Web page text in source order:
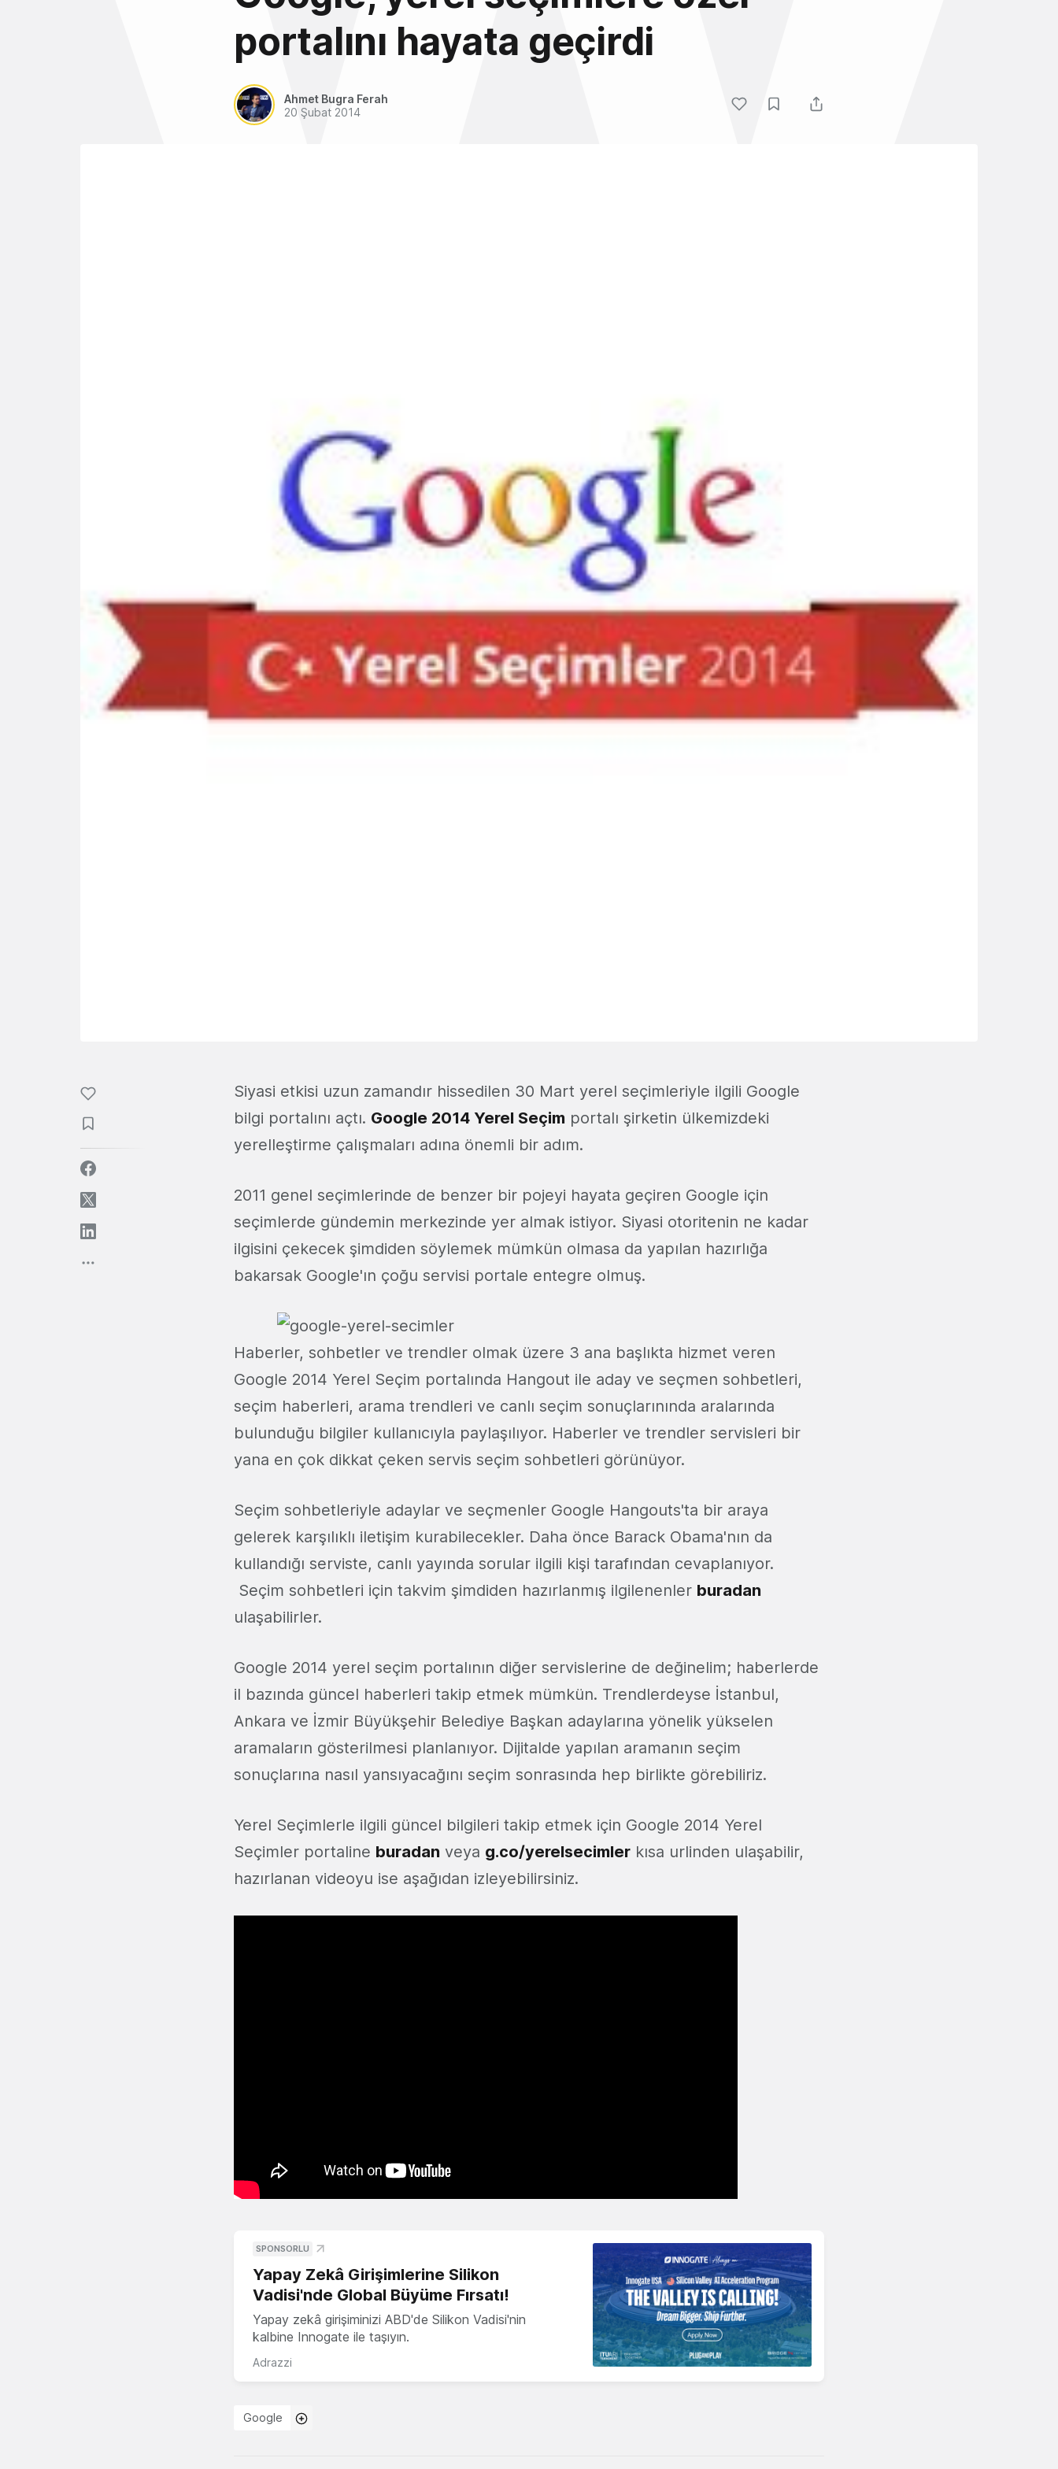
portalını hayata geçirdi
Ahmet Bugra Ferah
20 Şubat 2014
Siyasi etkisi uzun zamandır hissedilen 30 Mart yerel seçimleriyle ilgili Google
bilgi portalını açtı. Google 2014 Yerel Seçim portalı şirketin ülkemizdeki
yerelleştirme çalışmaları adına önemli bir adım.
2011 genel seçimlerinde de benzer bir pojeyi hayata geçiren Google için
seçimlerde gündemin merkezinde yer almak istiyor. Siyasi otoritenin ne kadar
ilgisini çekecek şimdiden söylemek mümkün olmasa da yapılan hazırlığa
bakarsak Google'ın çoğu servisi portale entegre olmuş.
Haberler, sohbetler ve trendler olmak üzere 3 ana başlıkta hizmet veren
Google 2014 Yerel Seçim portalında Hangout ile aday ve seçmen sohbetleri,
seçim haberleri, arama trendleri ve canlı seçim sonuçlarınında aralarında
bulunduğu bilgiler kullanıcıyla paylaşılıyor. Haberler ve trendler servisleri bir
yana en çok dikkat çeken servis seçim sohbetleri görünüyor.
Seçim sohbetleriyle adaylar ve seçmenler Google Hangouts'ta bir araya
gelerek karşılıklı iletişim kurabilecekler. Daha önce Barack Obama'nın da
kullandığı serviste, canlı yayında sorular ilgili kişi tarafından cevaplanıyor.
Seçim sohbetleri için takvim şimdiden hazırlanmış ilgilenenler buradan
ulaşabilirler.
Google 2014 yerel seçim portalının diğer servislerine de değinelim; haberlerde
il bazında güncel haberleri takip etmek mümkün. Trendlerdeyse İstanbul,
Ankara ve İzmir Büyükşehir Belediye Başkan adaylarına yönelik yükselen
aramaların gösterilmesi planlanıyor. Dijitalde yapılan aramanın seçim
sonuçlarına nasıl yansıyacağını seçim sonrasında hep birlikte görebiliriz.
Yerel Seçimlerle ilgili güncel bilgileri takip etmek için Google 2014 Yerel
Seçimler portaline buradan veya g.co/yerelsecimler kısa urlinden ulaşabilir,
hazırlanan videoyu ise aşağıdan izleyebilirsiniz.
SPONSORLU
Yapay Zekâ Girişimlerine Silikon
Vadisi'nde Global Büyüme Fırsatı!
Yapay zekâ girişiminizi ABD'de Silikon Vadisi'nin
kalbine Innogate ile taşıyın.
Adrazzi
Google